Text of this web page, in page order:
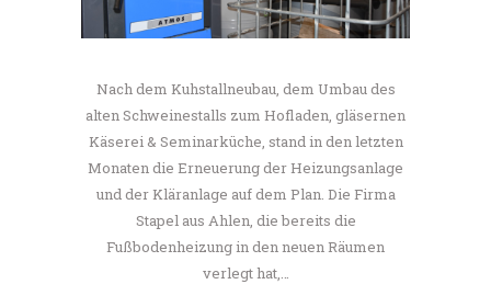
Nach dem Kuhstallneubau, dem Umbau des
alten Schweinestalls zum Hofladen, gläsernen
Käserei & Seminarküche, stand in den letzten
Monaten die Erneuerung der Heizungsanlage
und der Kläranlage auf dem Plan. Die Firma
Stapel aus Ahlen, die bereits die
Fußbodenheizung in den neuen Räumen
verlegt hat,…